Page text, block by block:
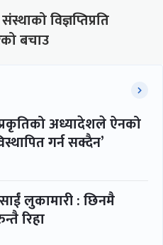
विज्ञप्तिप्रति
बचाउ
अध्यादेशले ऐनको
गर्न सक्दैन’
लुकामारी : छिनमै
रिहा